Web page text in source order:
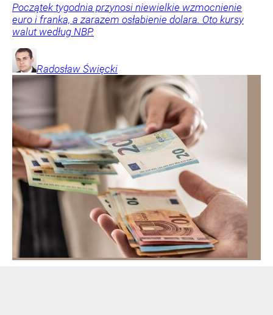
Początek tygodnia przynosi niewielkie wzmocnienie
euro i franka, a zarazem osłabienie dolara. Oto kursy
walut według NBP.
Radosław Święcki